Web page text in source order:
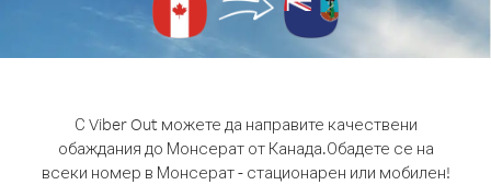
С Viber Out можете да направите качествени
обаждания до Монсерат от Канада.Обадете се на
всеки номер в Монсерат - стационарен или мобилен!